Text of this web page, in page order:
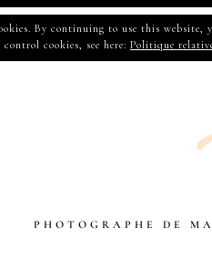
PHOTOGRAPHE DE
By continuing to use this website,
cookies, see here: Politique